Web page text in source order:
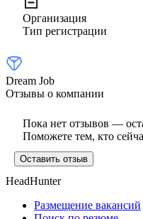
Организация
Тип регистрации
Dream Job
Отзывы о компании
Пока нет отзывов —
Поможете тем, кто
Оставить отзыв
HeadHunter
Размещение вакансий